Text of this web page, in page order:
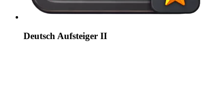
Deutsch Aufsteiger II